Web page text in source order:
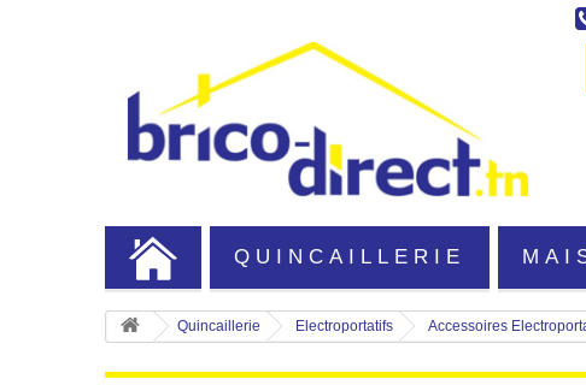
QUINCAILLERIE
Quincaillerie Electroportatifs Accessoires